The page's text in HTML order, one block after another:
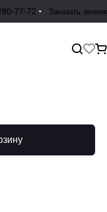
77-72 Заказать звонок